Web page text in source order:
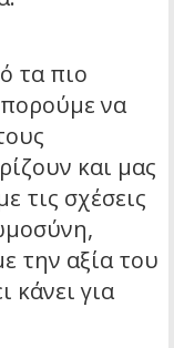
τα πιο
να
και μας
τις σχέσεις
την αξία του
κάνει για